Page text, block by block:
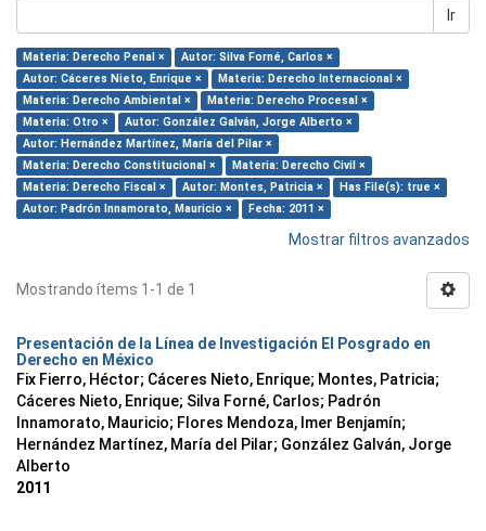
Ir
Materia: Derecho Penal ×
Autor: Silva Forné, Carlos ×
Autor: Cáceres Nieto, Enrique ×
Materia: Derecho Internacional ×
Materia: Derecho Ambiental ×
Materia: Derecho Procesal ×
Materia: Otro ×
Autor: González Galván, Jorge Alberto ×
Autor: Hernández Martínez, María del Pilar ×
Materia: Derecho Constitucional ×
Materia: Derecho Civil ×
Materia: Derecho Fiscal ×
Autor: Montes, Patricia ×
Has File(s): true ×
Autor: Padrón Innamorato, Mauricio ×
Fecha: 2011 ×
Mostrar filtros avanzados
Mostrando ítems 1-1 de 1
Presentación de la Línea de Investigación El Posgrado en
Derecho en México
Fix Fierro, Héctor; Cáceres Nieto, Enrique; Montes, Patricia;
Cáceres Nieto, Enrique; Silva Forné, Carlos; Padrón
Innamorato, Mauricio; Flores Mendoza, Imer Benjamín;
Hernández Martínez, María del Pilar; González Galván, Jorge
Alberto
2011